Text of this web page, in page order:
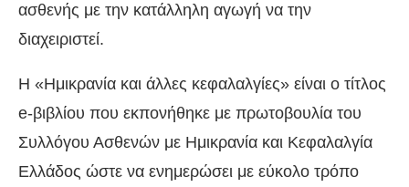
ασθενής με την κατάλληλη αγωγή να την
διαχειριστεί.
Η «Ημικρανία και άλλες κεφαλαλγίες» είναι ο τίτλος
e-βιβλίου που εκπονήθηκε με πρωτοβουλία του
Συλλόγου Ασθενών με Ημικρανία και Κεφαλαλγία
Ελλάδος ώστε να ενημερώσει με εύκολο τρόπο